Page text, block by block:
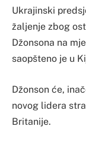
Ukrajinski
žaljenje zbog
Džonsona na
saopšteno je u
Džonson će,
novog lidera
Britanije.